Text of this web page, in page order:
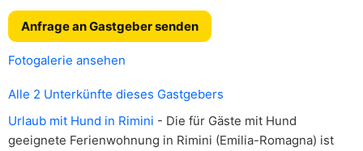
Anfrage an Gastgeber senden
Fotogalerie ansehen
Alle 2 Unterkünfte dieses Gastgebers
Urlaub mit Hund in Rimini - Die für Gäste mit Hund
geeignete Ferienwohnung in Rimini (Emilia-Romagna) ist